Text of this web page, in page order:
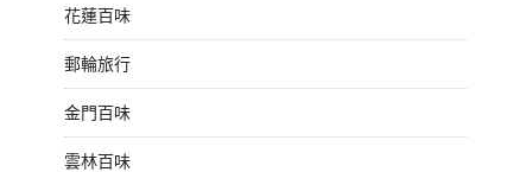
花蓮百味
郵輪旅行
金門百味
雲林百味